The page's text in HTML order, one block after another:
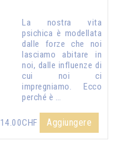
La nostra vita
psichica è modellata
dalle forze che noi
lasciamo abitare in
noi, dalle influenze di
cui noi ci
impregniamo. Ecco
perché è …
14.00CHF Aggiungere